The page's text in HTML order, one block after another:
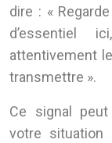
dire : «
d’essentiel
attentivement
transmettre ».
Ce signal
votre situation